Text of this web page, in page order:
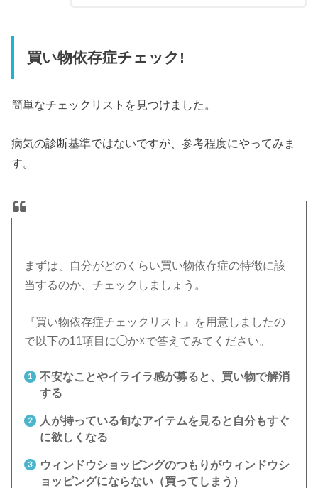
買い物依存症チェック!
簡単なチェックリストを見つけました。
病気の診断基準ではないですが、参考程度にやってみま
す。
まずは、自分がどのくらい買い物依存症の特徴に該
当するのか、チェックしましょう。
『買い物依存症チェックリスト』を用意しましたの
で以下の11項目に◯か☓で答えてみてください。
不安なことやイライラ感が募ると、買い物で解消
する
人が持っている旬なアイテムを見ると自分もすぐ
に欲しくなる
ウィンドウショッピングのつもりがウィンドウシ
ョッピングにならない（買ってしまう）